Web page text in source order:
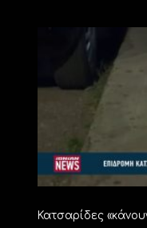
Κατσαρίδες